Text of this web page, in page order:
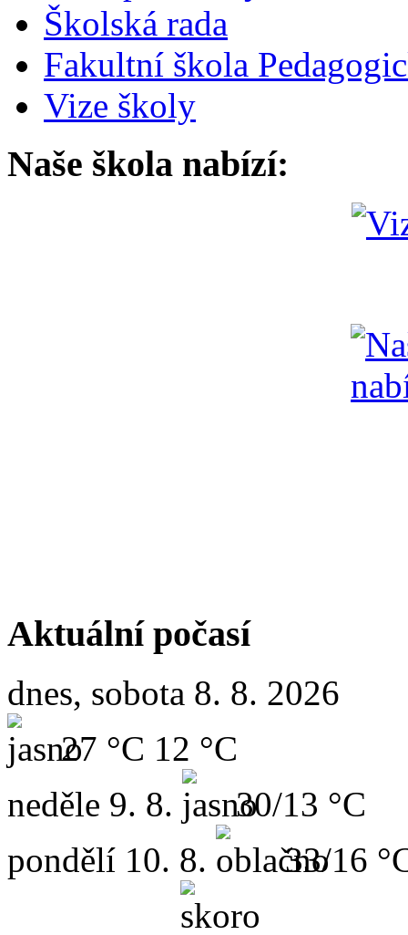
Školská rada
Fakultní škola
Vize školy
Naše škola nabízí:
Aktuální počasí
dnes, sobota 8. 8. 2026
27 °C 12 °C
neděle 9. 8.
30/13 °C
pondělí 10. 8. 33/16